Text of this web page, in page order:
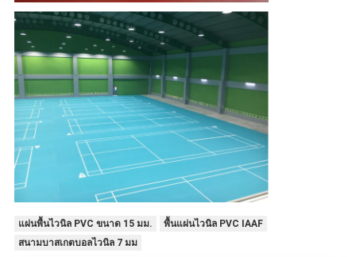
แผ่นพื้นไวนิล PVC ขนาด 15 มม.
พื้นแผ่นไวนิล PVC IAAF
สนามบาสเกตบอลไวนิล 7 มม